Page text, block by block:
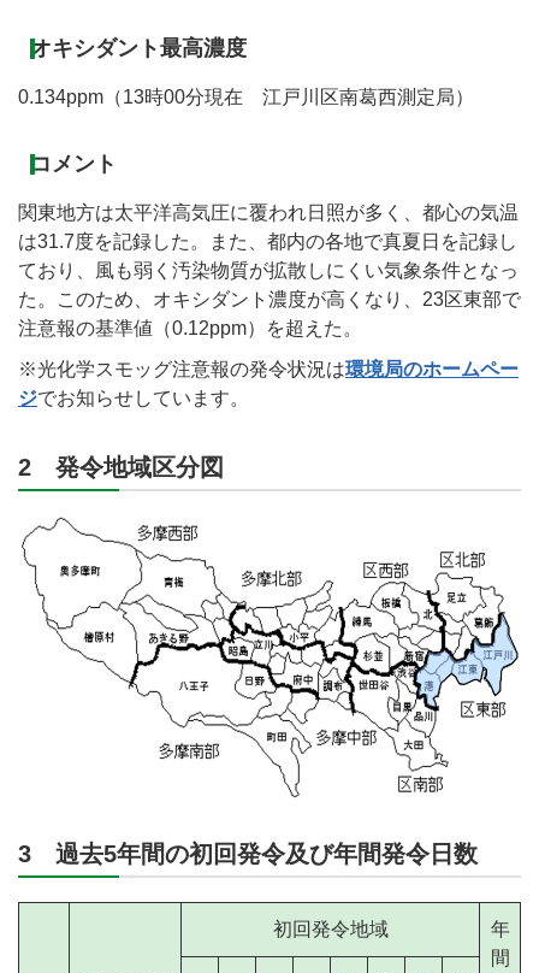
オキシダント最高濃度
0.134ppm（13時00分現在 江戸川区南葛西測定局）
コメント
関東地方は太平洋高気圧に覆われ日照が多く、都心の気温
は31.7度を記録した。また、都内の各地で真夏日を記録し
ており、風も弱く汚染物質が拡散しにくい気象条件となっ
た。このため、オキシダント濃度が高くなり、23区東部で
注意報の基準値（0.12ppm）を超えた。
※光化学スモッグ注意報の発令状況は環境局のホームペー
ジでお知らせしています。
2 発令地域区分図
3 過去5年間の初回発令及び年間発令日数
初回発令地域
年
間